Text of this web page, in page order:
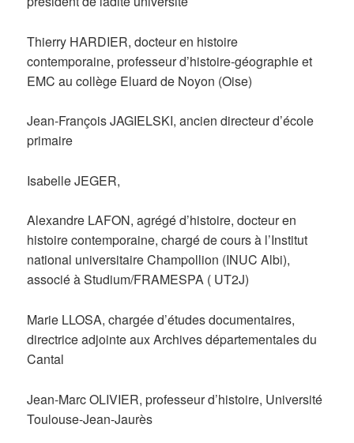
Thierry HARDIER, docteur en histoire
contemporaine, professeur d’histoire-géographie et
EMC au collège Eluard de Noyon (Oise)
Jean-François JAGIELSKI, ancien directeur d’école
primaire
Isabelle JEGER,
Alexandre LAFON, agrégé d’histoire, docteur en
histoire contemporaine, chargé de cours à l’Institut
national universitaire Champollion (INUC Albi),
associé à Studium/FRAMESPA ( UT2J)
Marie LLOSA, chargée d’études documentaires,
directrice adjointe aux Archives départementales du
Cantal
Jean-Marc OLIVIER, professeur d’histoire, Université
Toulouse-Jean-Jaurès